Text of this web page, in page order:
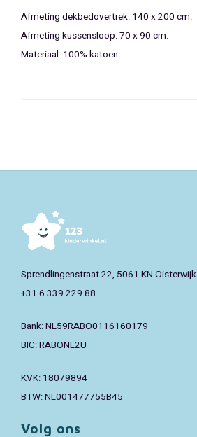
Afmeting dekbedovertrek: 140 x 200 cm.
Afmeting kussensloop: 70 x 90 cm.
Materiaal: 100% katoen.
Sprendlingenstraat 22, 5061 KN Oisterwijk
+31 6 339 229 88
Bank: NL59RABO0116160179
BIC: RABONL2U
KVK: 18079894
BTW: NL001477755B45
Volg ons